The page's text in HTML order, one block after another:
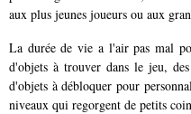
aux plus jeunes joueurs ou aux
La durée de vie a l'air pas mal
d'objets à trouver dans le jeu,
d'objets à débloquer pour
niveaux qui regorgent de petits